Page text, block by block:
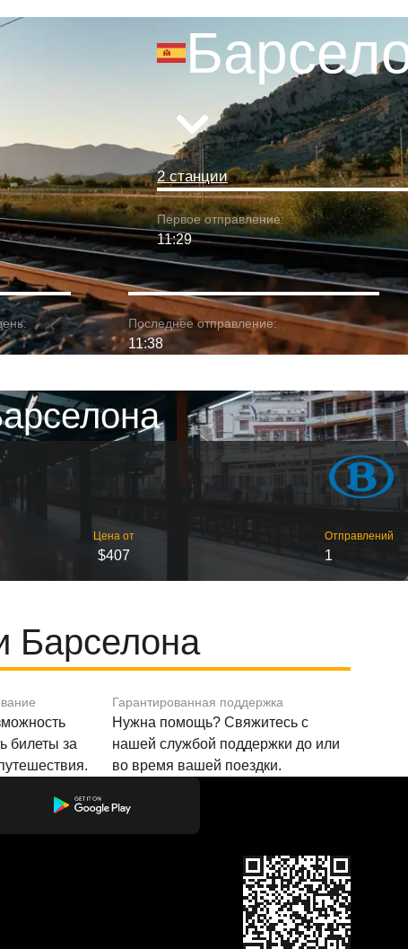
2 станции
Первое отправление:
11:29
Последнее отправление:
11:38
Цена от
$407
Отправлений
1
Барселона
билеты за
Гарантированная поддержка
Нужна помощь? Свяжитесь с
нашей службой поддержки до или
во время вашей поездки.